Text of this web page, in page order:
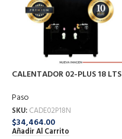
CALENTADOR 02-PLUS 18 LTS
Paso
SKU: CADE02P18N
$34,464.00
Añadir Al Carrito